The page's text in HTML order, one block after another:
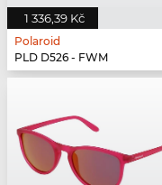
1 336,39 Kč
Polaroid
PLD D526 - FWM